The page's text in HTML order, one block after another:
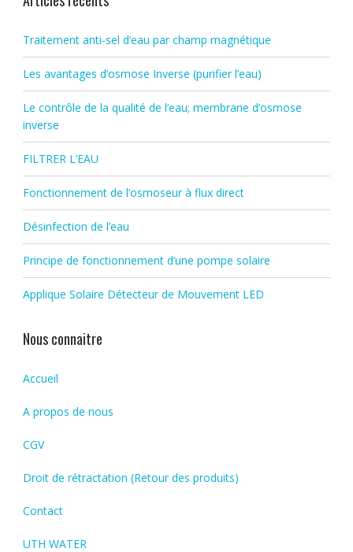
Traitement anti-sel d’eau par champ magnétique
Les avantages d’osmose Inverse (purifier l’eau)
Le contrôle de la qualité de l’eau; membrane d’osmose
inverse
FILTRER L’EAU
Fonctionnement de l’osmoseur à flux direct
Désinfection de l’eau
Principe de fonctionnement d’une pompe solaire
Applique Solaire Détecteur de Mouvement LED
Nous connaitre
Accueil
A propos de nous
CGV
Droit de rétractation (Retour des produits)
Contact
UTH WATER